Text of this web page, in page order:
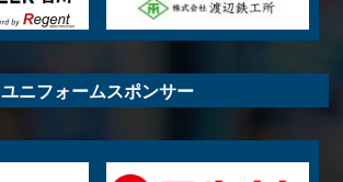
ユニフォームスポンサー